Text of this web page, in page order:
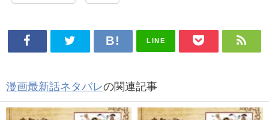
LINE
漫画最新話ネタバレの関連記事